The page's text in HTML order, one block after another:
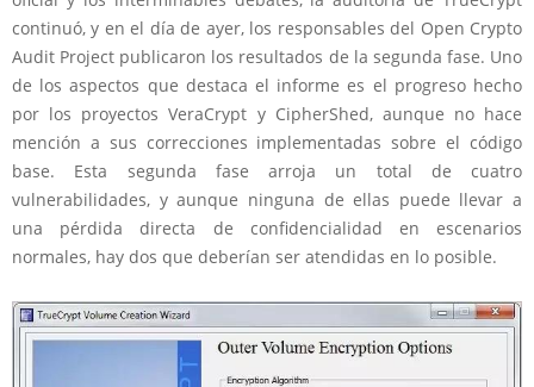
continuó, y en el día de ayer, los responsables del Open Crypto
Audit Project publicaron los resultados de la segunda fase. Uno
de los aspectos que destaca el informe es el progreso hecho
por los proyectos VeraCrypt y CipherShed, aunque no hace
mención a sus correcciones implementadas sobre el código
base. Esta segunda fase arroja un total de cuatro
vulnerabilidades, y aunque ninguna de ellas puede llevar a
una pérdida directa de confidencialidad en escenarios
normales, hay dos que deberían ser atendidas en lo posible.